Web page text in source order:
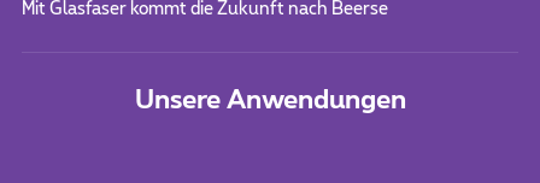
Mit Glasfaser kommt die Zukunft nach Beerse
Unsere Anwendungen